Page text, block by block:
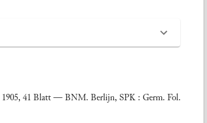
41 Blatt — BNM. Berlijn, SPK : Germ. Fol.